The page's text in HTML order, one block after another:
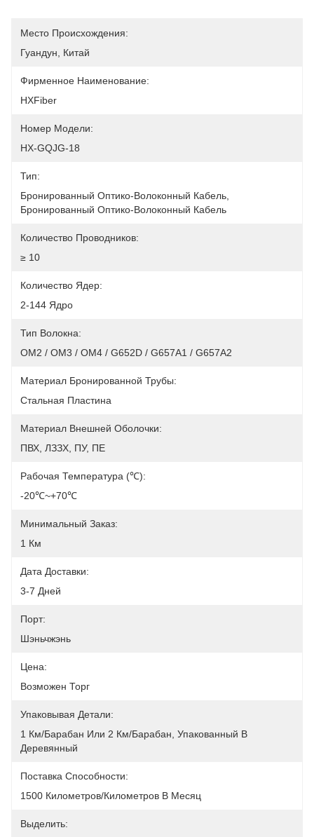
Место Происхождения:
Гуандун, Китай
Фирменное Наименование:
HXFiber
Номер Модели:
HX-GQJG-18
Тип:
Бронированный Оптико-Волоконный Кабель,
Бронированный Оптико-Волоконный Кабель
Количество Проводников:
≥ 10
Количество Ядер:
2-144 Ядро
Тип Волокна:
OM2 / OM3 / OM4 / G652D / G657A1 / G657A2
Материал Бронированной Трубы:
Стальная Пластина
Материал Внешней Оболочки:
ПВХ, ЛЗЗХ, ПУ, ПЕ
Рабочая Температура (℃):
-20℃~+70℃
Минимальный Заказ:
1 Км
Дата Доставки:
3-7 Дней
Порт:
Шэньчжэнь
Цена:
Возможен Торг
Упаковывая Детали:
1 Км/барабан Или 2 Км/барабан, Упакованный В
Деревянный
Поставка Способности:
1500 Километров/километров В Месяц
Выделить: